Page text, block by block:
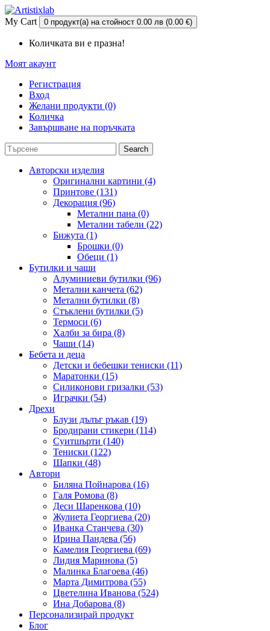
My Cart 0 продукт(а) на стойност 0.00 лв (0.00 €)
Количката ви е празна!
Моят акаунт
Регистрация
Вход
Желани продукти (0)
Количка
Завършване на поръчката
Search
Авторски изделия
Оригинални картини (4)
Принтове (131)
Декорация (96)
Метални пана (0)
Метални табели (22)
Бижута (1)
Брошки (0)
Обеци (1)
Бутилки и чаши
Алуминиеви бутилки (96)
Метални канчета (62)
Метални бутилки (8)
Стъклени бутилки (5)
Термоси (6)
Халби за бира (8)
Чаши (14)
Бебета и деца
Детски и бебешки тениски (11)
Маратонки (15)
Силиконови гризалки (53)
Играчки (54)
Дрехи
Блузи дълъг ръкав (19)
Бродирани стикери (114)
Суитшърти (140)
Тениски (122)
Шапки (48)
Автори
Биляна Пойнарова (16)
Галя Ромова (8)
Деси Шаренкова (10)
Жулиета Георгиева (20)
Иванка Станчева (30)
Ирина Пандева (56)
Камелия Георгиева (69)
Лидия Маринова (5)
Малинка Благоева (46)
Марта Димитрова (55)
Цветелина Иванова (524)
Ина Добарова (8)
Персонализирай продукт
Блог